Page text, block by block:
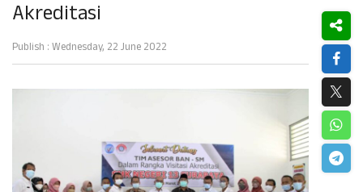
Akreditasi
Publish : Wednesday, 22 June 2022